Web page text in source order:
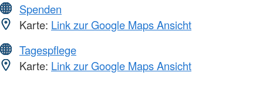
Spenden
Karte: Link zur Google Maps Ansicht
Tagespflege
Karte: Link zur Google Maps Ansicht